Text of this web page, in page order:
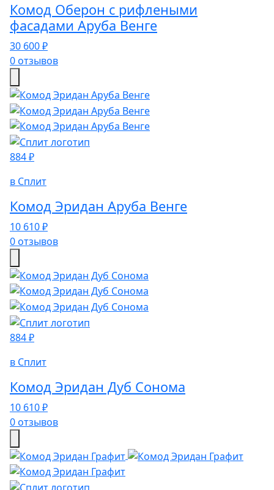
Комод Оберон с рифлеными
фасадами Аруба Венге
30 600 ₽
0 отзывов
884 ₽
в Сплит
Комод Эридан Аруба Венге
10 610 ₽
0 отзывов
884 ₽
в Сплит
Комод Эридан Дуб Сонома
10 610 ₽
0 отзывов